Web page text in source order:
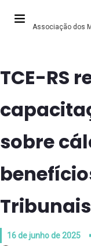
Associação dos
TCE-RS
sobre
16 de junho de 2025